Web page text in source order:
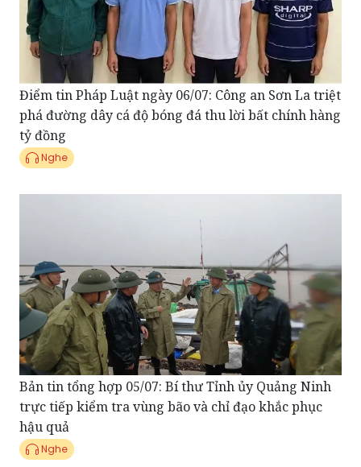
Điểm tin Pháp Luật ngày 06/07: Công an Sơn La triệt
phá đường dây cá độ bóng đá thu lời bất chính hàng
tỷ đồng
Nghe
Bản tin tổng hợp 05/07: Bí thư Tỉnh ủy Quảng Ninh
trực tiếp kiểm tra vùng bão và chỉ đạo khắc phục
hậu quả
Nghe